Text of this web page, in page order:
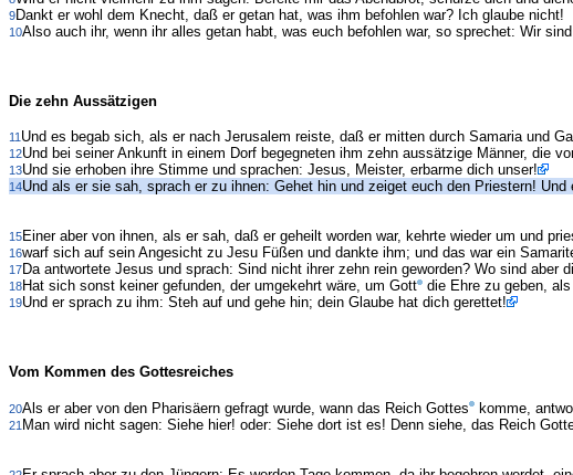
9Dankt er wohl dem Knecht, daß er getan hat, was ihm befohlen war? Ich glaube nicht!
10Also auch ihr, wenn ihr alles getan habt, was euch befohlen war, so sprechet: Wir
Die zehn Aussätzigen
11 Und es begab sich, als er nach Jerusalem reiste, daß er mitten durch Samaria und
12Und bei seiner Ankunft in einem Dorf begegneten ihm zehn aussätzige Männer, die
13Und sie erhoben ihre Stimme und sprachen: Jesus, Meister, erbarme dich unser!
14Und als er sie sah, sprach er zu ihnen: Gehet hin und zeiget euch den Priestern!
15Einer aber von ihnen, als er sah, daß er geheilt worden war, kehrte wieder um und
16warf sich auf sein Angesicht zu Jesu Füßen und dankte ihm; und das war ein
17Da antwortete Jesus und sprach: Sind nicht ihrer zehn rein geworden? Wo sind aber
18Hat sich sonst keiner gefunden, der umgekehrt wäre, um Gott die Ehre zu geben,
19Und er sprach zu ihm: Steh auf und gehe hin; dein Glaube hat dich gerettet!
Vom Kommen des Gottesreiches
20Als er aber von den Pharisäern gefragt wurde, wann das Reich Gottes komme,
21 Man wird nicht sagen: Siehe hier! oder: Siehe dort ist es! Denn siehe, das Reich